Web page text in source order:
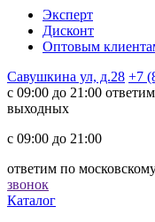
Эксперт
Дисконт
Оптовым
Савушкина ул, д.28 +7
c 09:00 до 21:00
выходных
c 09:00 до 21:00
ответим по
звонок
Каталог